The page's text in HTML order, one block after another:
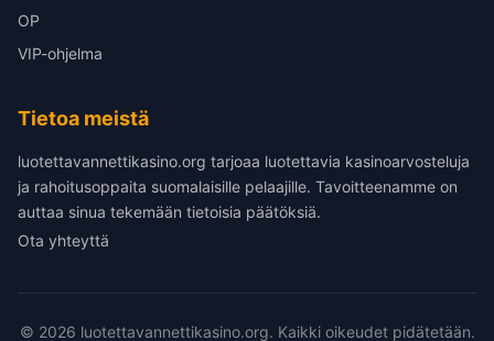
OP
VIP-ohjelma
Tietoa meistä
luotettavannettikasino.org tarjoaa luotettavia kasinoarvosteluja
ja rahoitusoppaita suomalaisille pelaajille. Tavoitteenamme on
auttaa sinua tekemään tietoisia päätöksiä.
Ota yhteyttä
© 2026 luotettavannettikasino.org. Kaikki oikeudet pidätetään.